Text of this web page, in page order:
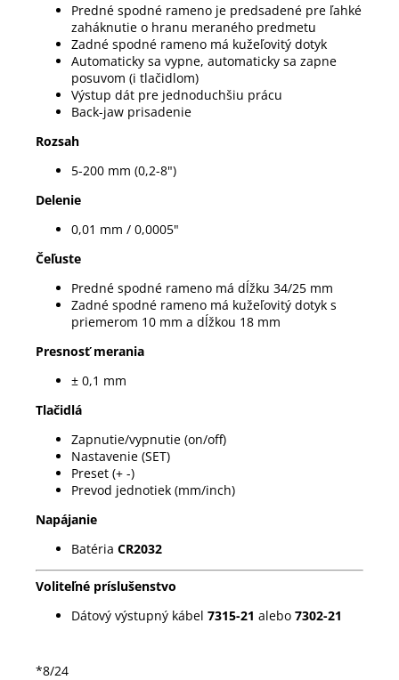
Predné spodné rameno je predsadené pre ľahké
zaháknutie o hranu meraného predmetu
Zadné spodné rameno má kužeľovitý dotyk
Automaticky sa vypne, automaticky sa zapne
posuvom (i tlačidlom)
Výstup dát pre jednoduchšiu prácu
Back-jaw prisadenie
Rozsah
5-200 mm (0,2-8")
Delenie
0,01 mm / 0,0005"
Čeľuste
Predné spodné rameno má dĺžku 34/25 mm
Zadné spodné rameno má kužeľovitý dotyk s
priemerom 10 mm a dĺžkou 18 mm
Presnosť merania
± 0,1 mm
Tlačidlá
Zapnutie/vypnutie (on/off)
Nastavenie (SET)
Preset (+ -)
Prevod jednotiek (mm/inch)
Napájanie
Batéria CR2032
Voliteľné príslušenstvo
Dátový výstupný kábel 7315-21 alebo 7302-21
*8/24